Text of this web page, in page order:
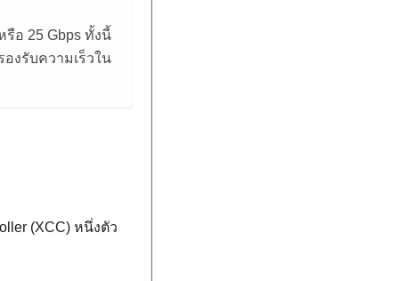
รือ 25 Gbps ทั้งนี้
งรับความเร็วใน
(XCC) หนึ่งตัว